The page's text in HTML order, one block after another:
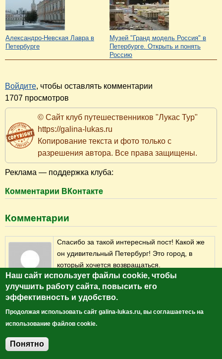
Александро-Невская Лавра в
Петербурге
Музей "Гранд модель Россия" в
Петербурге. Открыть и понять
Россию
Войдите, чтобы оставлять комментарии
1707 просмотров
© Сайт клуб путешественников "Лукас Тур"
https://galina-lukas.ru
Копирование текста и фото только с
разрешения автора. Все права защищены.
Реклама — поддержка клуба:
Комментарии ВКонтакте
Комментарии
Галина517
#1
Спасибо за такой интересный пост! Какой же
он удивительный Петербург! Это город, в
который хочется возвращаться.
Войдите, чтобы оставлять комментарии
Наш сайт использует файлы cookie, чтобы
улучшить работу сайта, повысить его
эффективность и удобство.
Продолжая использовать сайт galina-lukas.ru, вы соглашаетесь на
использование файлов cookie.
Понятно